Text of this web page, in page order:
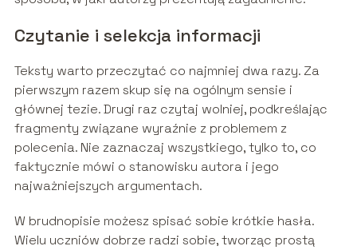
Czytanie i selekcja informacji
Teksty warto przeczytać co najmniej dwa razy. Za
pierwszym razem skup się na ogólnym sensie i
głównej tezie. Drugi raz czytaj wolniej, podkreślając
fragmenty związane wyraźnie z problemem z
polecenia. Nie zaznaczaj wszystkiego, tylko to, co
faktycznie mówi o stanowisku autora i jego
najważniejszych argumentach.
W brudnopisie możesz spisać sobie krótkie hasła.
Wielu uczniów dobrze radzi sobie, tworząc prostą